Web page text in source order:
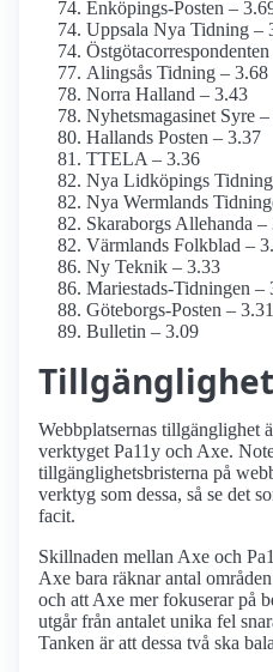
Enköpings-Posten –
Uppsala Nya Tidning –
Alingsås Tidning – 3.68
Norra Halland – 3.43
Nyhetsmagasinet Syre
Hallands Posten – 3.37
TTELA – 3.36
Nya Lidköpings
Nya Wermlands
Skaraborgs Allehanda –
Värmlands Folkblad –
Ny Teknik – 3.33
Mariestads-Tidningen –
Göteborgs-Posten – 3.31
Bulletin – 3.09
Webbplatsernas tillgänglighet
verktyget Pa11y och Axe.
tillgänglighetsbristerna på
verktyg som dessa, så se det
facit.
Skillnaden mellan Axe och
Axe bara räknar antal
och att Axe mer fokuserar på
utgår från antalet unika fel
Tanken är att dessa två ska